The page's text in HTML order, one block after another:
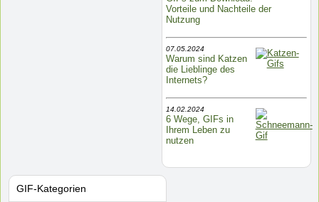
GIF-Kategorien
Vorteile und Nachteile der
Nutzung
07.05.2024
Warum sind Katzen
die Lieblinge des
Internets?
14.02.2024
6 Wege, GIFs in
Ihrem Leben zu
nutzen